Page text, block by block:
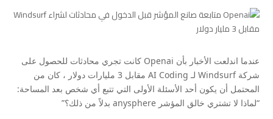
عندما اندلعت الأخبار بأن Openai كانت تجري محادثات للحصول على
شركة Windsurf لـ AI Coding مقابل 3 مليارات دولار ، كان من
المحتمل أن يكون أحد الأسئلة الأولى التي تتبع أي شخص بعد المساحة:
“لماذا لا تشتري خالق المؤشر anysphere بدلاً من ذلك؟”